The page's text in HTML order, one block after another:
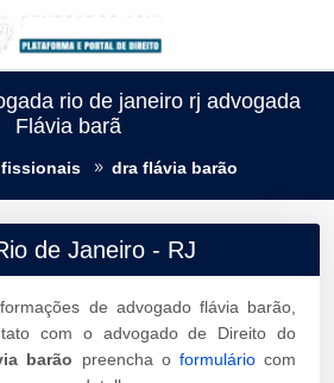
rio de janeiro rj advogada
Flávia barã
dra flávia barão
de Janeiro - RJ
de advogado flávia barão,
com o advogado de Direito do
barão preencha o formuláriocom